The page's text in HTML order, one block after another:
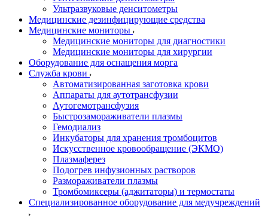
Ультразвуковые денситометры
Медицинские дезинфицирующие средства
Медицинские мониторы
Медицинские мониторы для диагностики
Медицинские мониторы для хирургии
Оборудование для оснащения морга
Служба крови
Автоматизированная заготовка крови
Аппараты для аутотрансфузии
Аутогемотрансфузия
Быстрозамораживатели плазмы
Гемодиализ
Инкубаторы для хранения тромбоцитов
Искусственное кровообращение (ЭКМО)
Плазмаферез
Подогрев инфузионных растворов
Размораживатели плазмы
Тромбомиксеры (аджитаторы) и термостаты
Специализированное оборудование для медучреждений